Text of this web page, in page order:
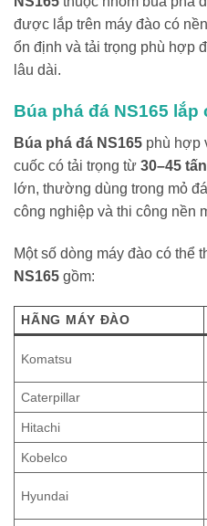
được lắp trên máy đào có
ổn định và tải trọng phù hợp
lâu dài.
Búa phá đá NS165
Búa phá đá NS165 phù hợp
cuốc có tải trọng từ 30–45 tấn
lớn, thường dùng trong mỏ
công nghiệp và thi công nền
Một số dòng máy đào có thể
NS165 gồm:
HÃNG MÁY ĐÀO
Komatsu
Caterpillar
Hitachi
Kobelco
Hyundai